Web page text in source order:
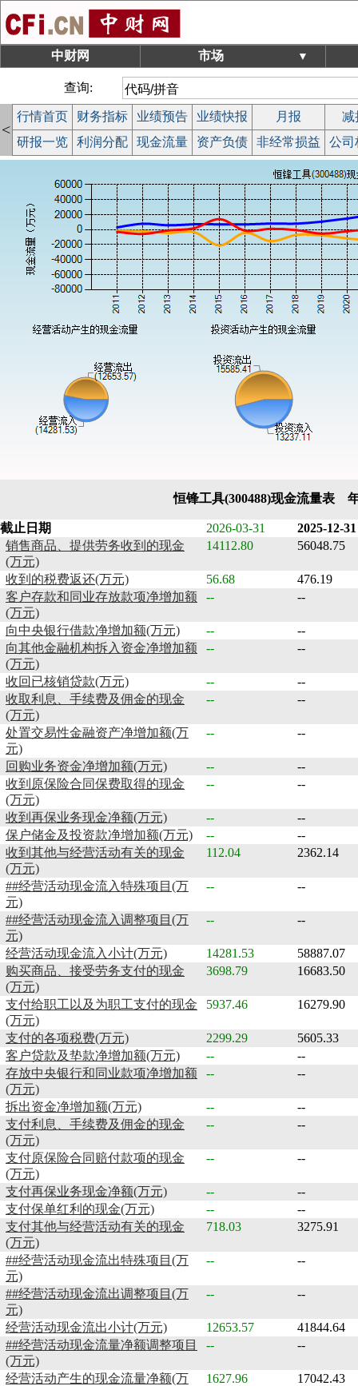
中财网 市场 ▼
查询:
<
行情首页 财务指标 业绩预告 业绩快报 月报
减
研报一览
利润分配 现金流量 资产负债 非经常损益 公司
恒锋工具(300488)现金流量表
截止日期 2026-03-31
2025-12-31
销售商品、提供劳务收到的现金
(万元)
14112.80 56048.75
收到的税费返还(万元) 56.68
476.19
客户存款和同业存放款项净增加额
(万元)
-- --
向中央银行借款净增加额(万元) --
--
向其他金融机构拆入资金净增加额
(万元)
-- --
收回已核销贷款(万元) --
--
收取利息、手续费及佣金的现金
(万元)
-- --
处置交易性金融资产净增加额(万
元)
-- --
回购业务资金净增加额(万元) --
--
收到原保险合同保费取得的现金
(万元)
-- --
收到再保业务现金净额(万元) --
--
保户储金及投资款净增加额(万元)
--
--
收到其他与经营活动有关的现金
(万元)
112.04 2362.14
##经营活动现金流入特殊项目(万
元)
-- --
##经营活动现金流入调整项目(万
元)
-- --
经营活动现金流入小计(万元) 14281.53
58887.07
购买商品、接受劳务支付的现金
(万元)
3698.79 16683.50
支付给职工以及为职工支付的现金
(万元)
5937.46 16279.90
支付的各项税费(万元) 2299.29
5605.33
客户贷款及垫款净增加额(万元)
--
--
存放中央银行和同业款项净增加额
(万元)
-- --
拆出资金净增加额(万元) --
--
支付利息、手续费及佣金的现金
(万元)
-- --
支付原保险合同赔付款项的现金
(万元)
-- --
支付再保业务现金净额(万元) --
--
支付保单红利的现金(万元)
--
--
支付其他与经营活动有关的现金
(万元)
718.03 3275.91
##经营活动现金流出特殊项目(万
元)
-- --
##经营活动现金流出调整项目(万
元)
-- --
经营活动现金流出小计(万元) 12653.57
41844.64
##经营活动现金流量净额调整项目
(万元)
-- --
经营活动产生的现金流量净额(万
1627.96 17042.43